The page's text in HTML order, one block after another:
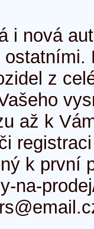
i nová
z
až k
k první
na-